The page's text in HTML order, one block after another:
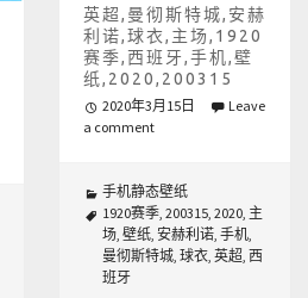
英超,曼彻斯特城,安赫
利诺,球衣,主场,1920
赛季,西班牙,手机,壁
纸,2020,200315
2020年3月15日
Leave
a comment
手机静态壁纸
1920赛季, 200315, 2020, 主
场, 壁纸, 安赫利诺, 手机,
曼彻斯特城, 球衣, 英超, 西
班牙